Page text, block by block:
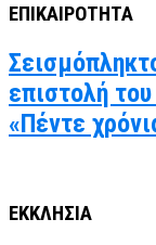
ΕΠΙΚΑΙΡΟΤΗΤΑ
επιστολή
«Πέντε
ΕΚΚΛΗΣΙΑ